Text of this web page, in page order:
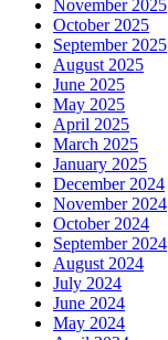
November 2025
October 2025
September 2025
August 2025
June 2025
May 2025
April 2025
March 2025
January 2025
December 2024
November 2024
October 2024
September 2024
August 2024
July 2024
June 2024
May 2024